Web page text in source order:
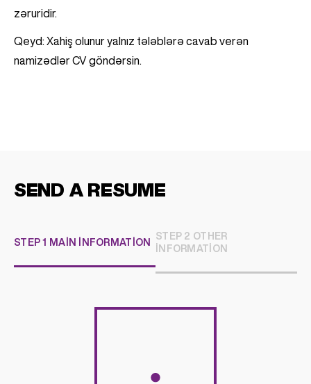
zəruridir.
Qeyd: Xahiş olunur yalnız tələblərə cavab verən
namizədlər CV göndərsin.
SEND A RESUME
STEP 1 MAIN INFORMATION
STEP 2 OTHER
INFORMATION